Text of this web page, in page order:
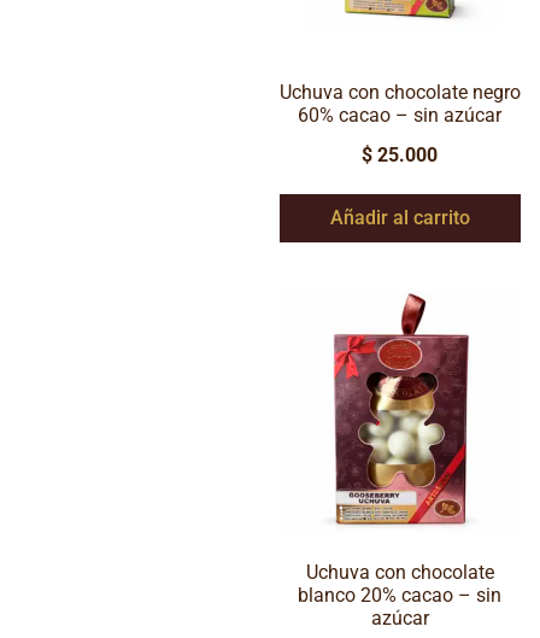
Uchuva con chocolate negro
60% cacao – sin azúcar
$ 25.000
Añadir al carrito
Uchuva con chocolate
blanco 20% cacao – sin
azúcar